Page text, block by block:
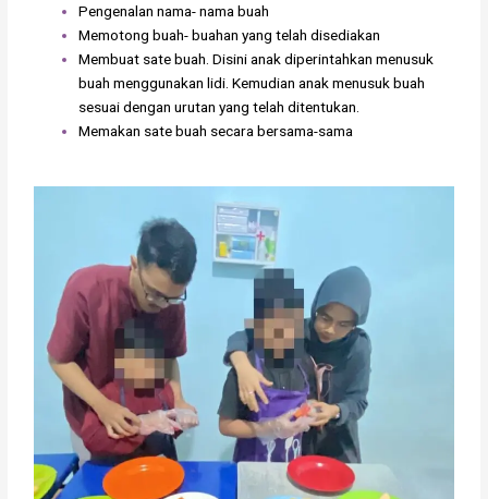
Pengenalan nama- nama buah
Memotong buah- buahan yang telah disediakan
Membuat sate buah. Disini anak diperintahkan menusuk
buah menggunakan lidi. Kemudian anak menusuk buah
sesuai dengan urutan yang telah ditentukan.
Memakan sate buah secara bersama-sama